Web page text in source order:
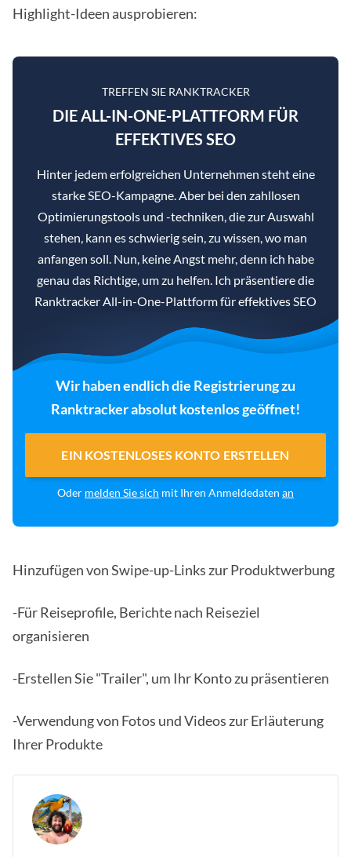
Highlight-Ideen ausprobieren:
TREFFEN SIE RANKTRACKER
DIE ALL-IN-ONE-PLATTFORM FÜR
EFFEKTIVES SEO
Hinter jedem erfolgreichen Unternehmen steht eine
starke SEO-Kampagne. Aber bei den zahllosen
Optimierungstools und -techniken, die zur Auswahl
stehen, kann es schwierig sein, zu wissen, wo man
anfangen soll. Nun, keine Angst mehr, denn ich habe
genau das Richtige, um zu helfen. Ich präsentiere die
Ranktracker All-in-One-Plattform für effektives SEO
Wir haben endlich die Registrierung zu
Ranktracker absolut kostenlos geöffnet!
EIN KOSTENLOSES KONTO ERSTELLEN
Oder melden Sie sich mit Ihren Anmeldedaten an
Hinzufügen von Swipe-up-Links zur Produktwerbung
-Für Reiseprofile, Berichte nach Reiseziel
organisieren
-Erstellen Sie "Trailer", um Ihr Konto zu präsentieren
-Verwendung von Fotos und Videos zur Erläuterung
Ihrer Produkte